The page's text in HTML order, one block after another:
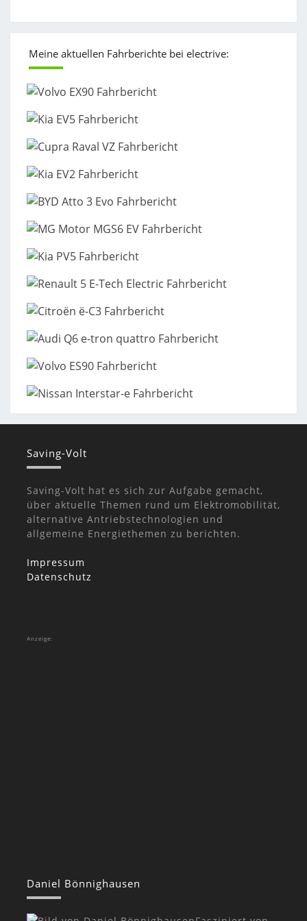
Meine aktuellen Fahrberichte bei electrive:
Saving-Volt
Saving-Volt hat es sich zur Aufgabe gemacht,
über aktuelle Themen rund um Elektromobilität,
alternative Antriebstechnologien und
allgemeine Energiethemen zu berichten.
Impressum
Datenschutz
Anzeige:
Daniel Bönnighausen